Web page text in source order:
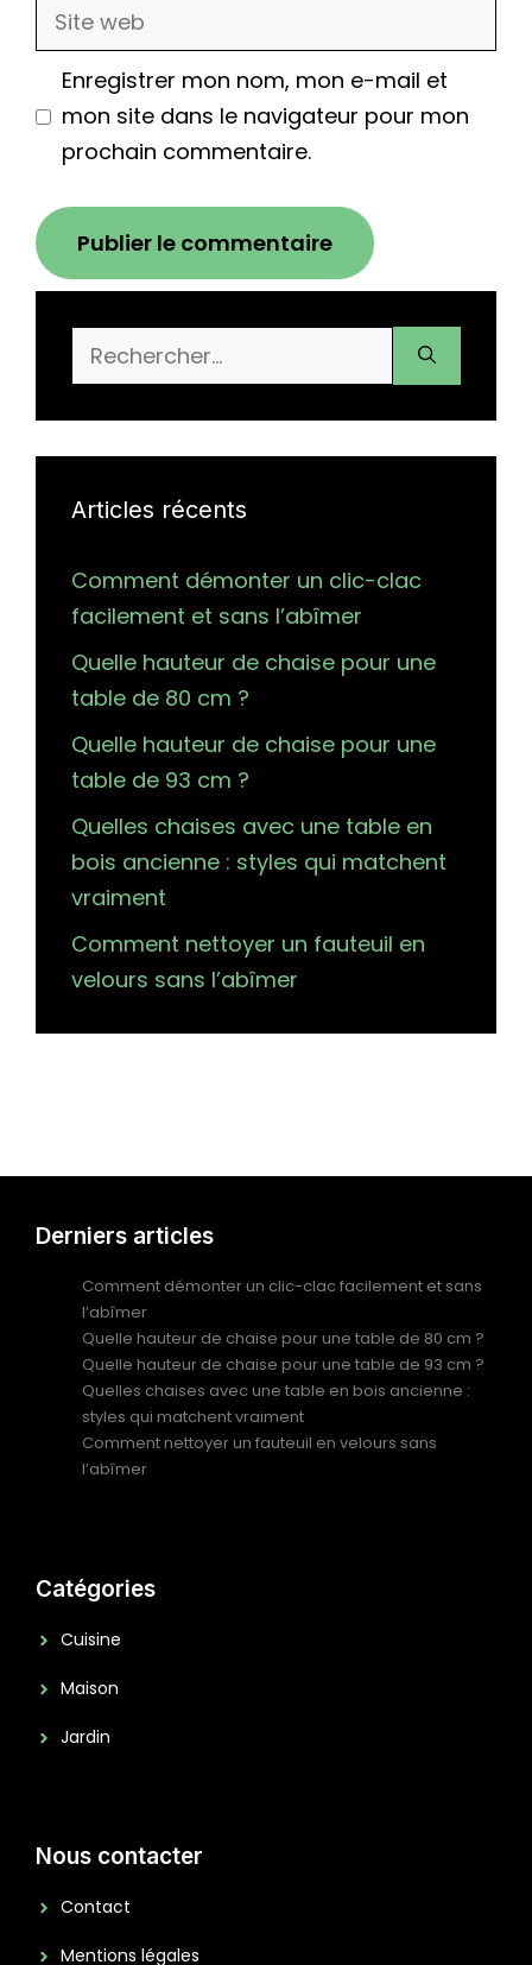
Site
web
Enregistrer mon nom, mon e-mail et
mon site dans le navigateur pour mon
prochain commentaire.
Rechercher :
Articles récents
Comment démonter un clic-clac
facilement et sans l’abîmer
Quelle hauteur de chaise pour une
table de 80 cm ?
Quelle hauteur de chaise pour une
table de 93 cm ?
Quelles chaises avec une table en
bois ancienne : styles qui matchent
vraiment
Comment nettoyer un fauteuil en
velours sans l’abîmer
Derniers articles
Comment démonter un clic-clac facilement et sans
l’abîmer
Quelle hauteur de chaise pour une table de 80 cm ?
Quelle hauteur de chaise pour une table de 93 cm ?
Quelles chaises avec une table en bois ancienne :
styles qui matchent vraiment
Comment nettoyer un fauteuil en velours sans
l’abîmer
Catégories
Cuisine
Maison
Jardin
Nous contacter
Contact
Mentions légales